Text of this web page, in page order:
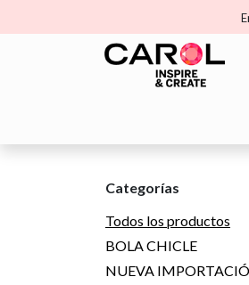
Categorías
Todos los productos
BOLA CHICLE
NUEVA